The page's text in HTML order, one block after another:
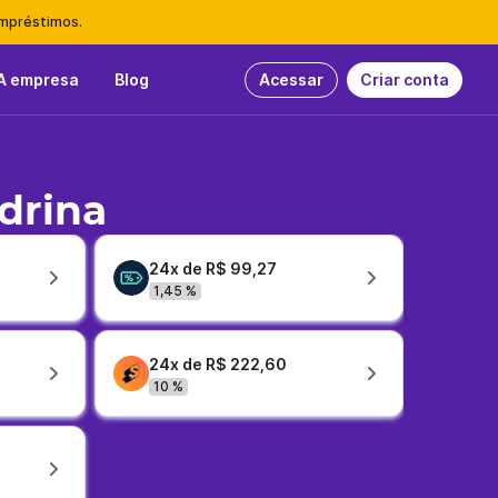
empresa Blog Acessar Criar conta
24x de R$ 99,27
1,45 %
24x de R$ 222,60
10 %